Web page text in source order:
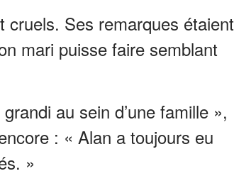
cruels. Ses remarques étaient
mari puisse faire semblant
au sein d’une famille »,
: « Alan a toujours eu
»